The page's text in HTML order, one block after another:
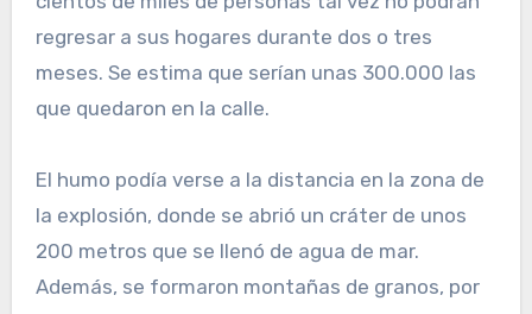
regresar a sus hogares durante dos o tres
meses. Se estima que serían unas 300.000 las
que quedaron en la calle.
El humo podía verse a la distancia en la zona de
la explosión, donde se abrió un cráter de unos
200 metros que se llenó de agua de mar.
Además, se formaron montañas de granos, por